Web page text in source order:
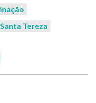
Tereza